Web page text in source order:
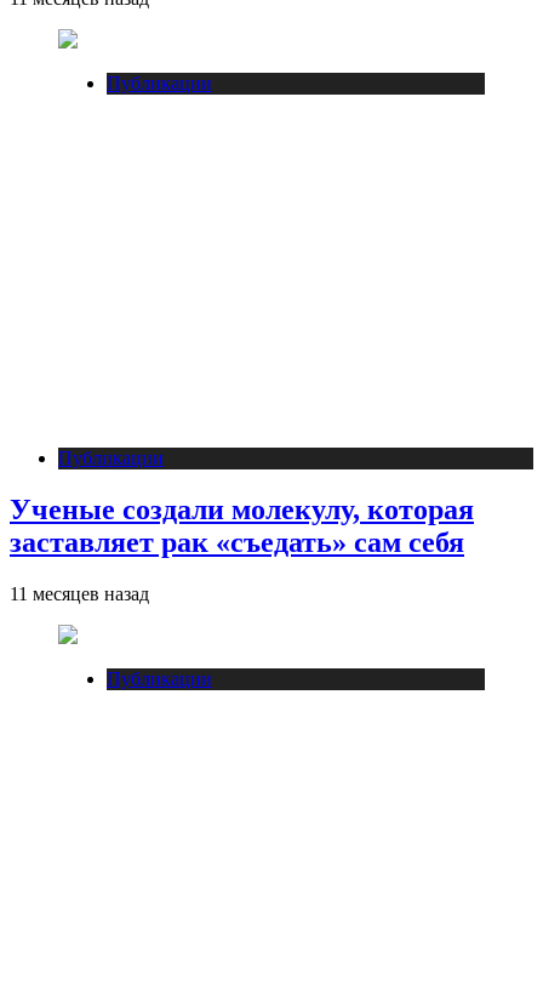
Публикации
Публикации
Ученые создали молекулу, которая
заставляет рак «съедать» сам себя
11 месяцев назад
Публикации